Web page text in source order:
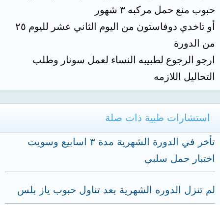
حبوب منع حمل مركبه ٣ شهور
أو تاخدي دوفاستون من اليوم الثاني عشر لليوم ٢٥
من الدورة
ارجو الرجوع لطبيبه النساء لعمل سونار وطلب
التحاليل اللازمه
استشارات طبية ذات صلة
تأخر في الدورة الشهرية مدة ٣ اسابيع وسويت
اختبار حمل سلبي
لم تنزل الدوره الشهرية بعد تناول حبوب ياز بلس